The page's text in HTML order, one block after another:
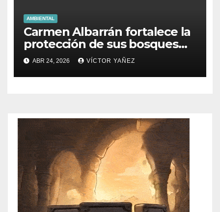
AMBIENTAL
Carmen Albarrán fortalece la
protección de sus bosques
con brigadas de saneamiento
forestal
ABR 24, 2026 VÍCTOR YAÑEZ